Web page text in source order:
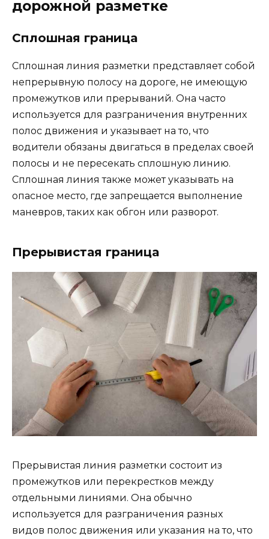
дорожной разметке
Сплошная граница
Сплошная линия разметки представляет собой
непрерывную полосу на дороге, не имеющую
промежутков или прерываний. Она часто
используется для разграничения внутренних
полос движения и указывает на то, что
водители обязаны двигаться в пределах своей
полосы и не пересекать сплошную линию.
Сплошная линия также может указывать на
опасное место, где запрещается выполнение
маневров, таких как обгон или разворот.
Прерывистая граница
Прерывистая линия разметки состоит из
промежутков или перекрестков между
отдельными линиями. Она обычно
используется для разграничения разных
видов полос движения или указания на то, что